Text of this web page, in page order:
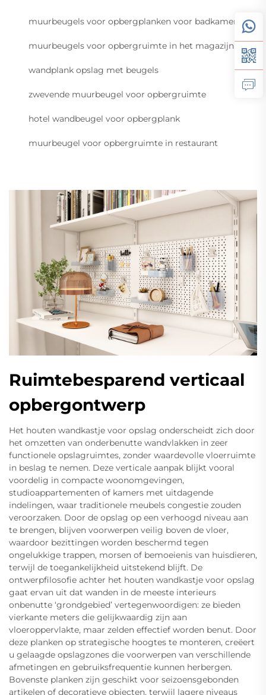
muurbeugels voor opbergplanken voor badkamer
muurbeugels voor opbergruimte in het magazijn
wandplank opslag met beugels
zwevende muurbeugel voor opbergruimte
hotel wandbeugel voor opbergplank
muurbeugel voor opbergruimte in restaurant
Ruimtebesparend verticaal
opbergontwerp
Het houten wandkastje voor opslag onderscheidt zich door
het omzetten van onderbenutte wandvlakken in zeer
functionele opslagruimtes, zonder waardevolle vloerruimte
in beslag te nemen. Deze verticale aanpak blijkt vooral
voordelig in compacte woonomgevingen,
studioappartementen of kamers met uitdagende
indelingen, waar traditionele meubels congestie zouden
veroorzaken. Door de opslag op een verhoogd niveau aan
te brengen, blijven voorwerpen veilig boven de vloer,
waardoor bezittingen worden beschermd tegen
ongelukkige trappen, morsen of bemoeienis van huisdieren,
terwijl de toegankelijkheid uitstekend blijft. De
ontwerpfilosofie achter het houten wandkastje voor opslag
gaat ervan uit dat wanden in de meeste interieurs
onbenutte ‘grondgebied’ vertegenwoordigen: ze bieden
vierkante meters die gelijkwaardig zijn aan
vloeroppervlakte, maar zelden effectief worden benut. Door
deze planken op strategische hoogtes te monteren, creëert
u gelaagde opslagzones die voorwerpen van verschillende
afmetingen en gebruiksfrequentie kunnen herbergen.
Bovenste planken zijn geschikt voor seizoensgebonden
artikelen of decoratieve objecten, terwijl lagere niveaus